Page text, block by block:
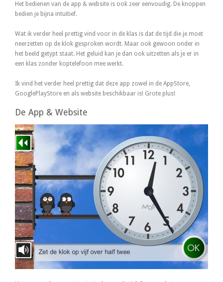
Het bedienen van de app & website is ook zeer eenvoudig. De knoppen
bedien je bijna intuïtief.
Wat ik verder heel prettig vind voor in de klas is dat de tijd die je moet
neerzetten op de klok gesproken wordt. Maar ook gewoon onder in
het beeld getypt staat. Het geluid kan je dan ook uitzetten als je er in
een klas zonder koptelefoon mee werkt.
Ik vind het verder heel prettig dat deze app zowel in de AppStore,
GooglePlayStore en als website beschikbaar is! Grote plus!
De App & Website